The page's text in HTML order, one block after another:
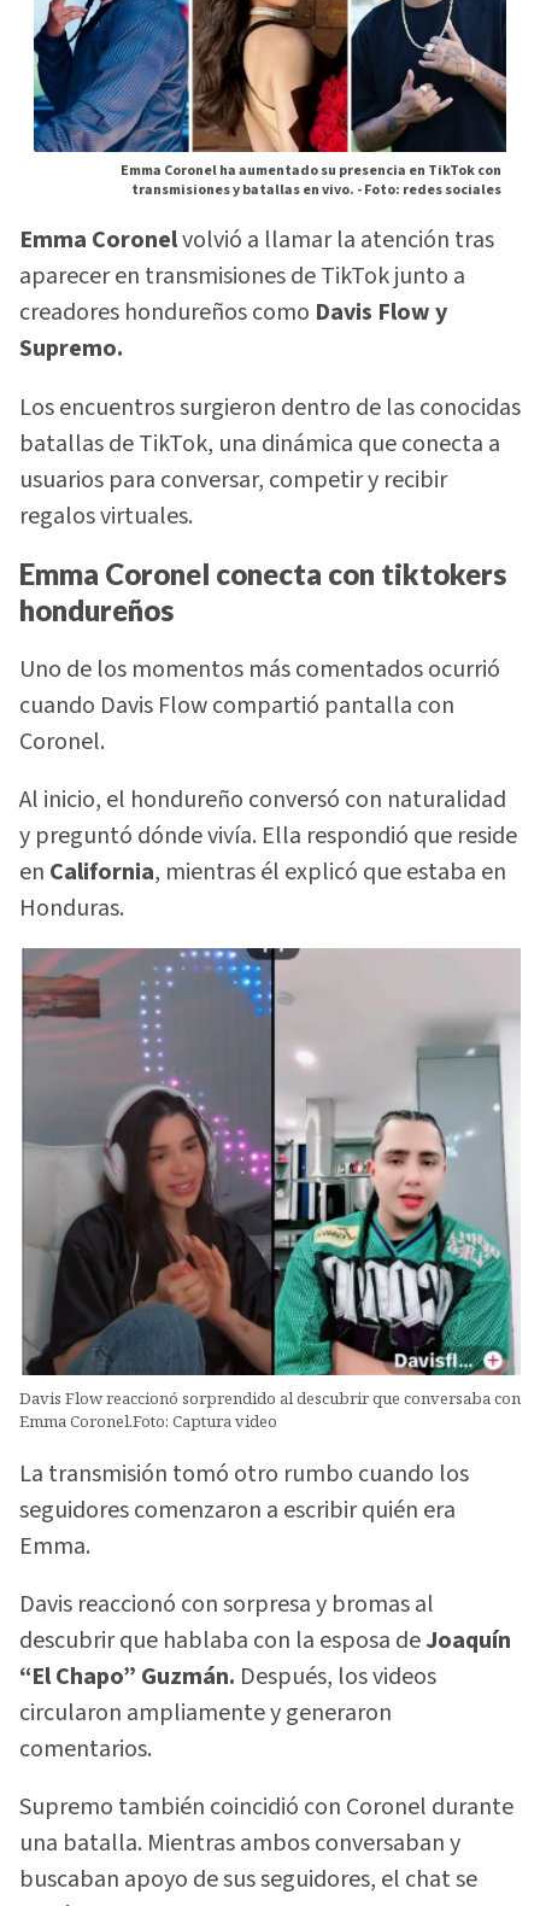
Emma Coronel ha aumentado su presencia en TikTok con
transmisiones y batallas en vivo. -Foto: redes sociales
Emma Coronelvolvió a llamar la atención tras
aparecer en transmisiones de TikTok junto a
creadores hondureños como Davis Flow y
Supremo.
Los encuentros surgieron dentro de las conocidas
batallas de TikTok, una dinámica que conecta a
usuarios para conversar, competir y recibir
regalos virtuales.
Emma Coronel conecta con tiktokers
hondureños
Uno de los momentos más comentados ocurrió
cuando Davis Flow compartió pantalla con
Coronel.
Al inicio, el hondureño conversó con naturalidad
y preguntó dónde vivía. Ella respondió que reside
en California, mientras él explicó que estaba en
Honduras.
Davis Flow reaccionó sorprendido al descubrir que conversaba con
Emma Coronel.Foto: Captura video
La transmisión tomó otro rumbo cuando los
seguidores comenzaron a escribir quién era
Emma.
Davis reaccionó con sorpresa y bromas al
descubrir que hablaba con la esposa deJoaquín
“El Chapo” Guzmán. Después, los videos
circularon ampliamente y generaron
comentarios.
Supremo también coincidió con Coronel durante
una batalla. Mientras ambos conversaban y
buscaban apoyo de sus seguidores, el chat se